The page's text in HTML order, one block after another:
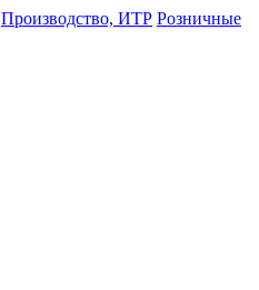
Производство, ИТР Розничные